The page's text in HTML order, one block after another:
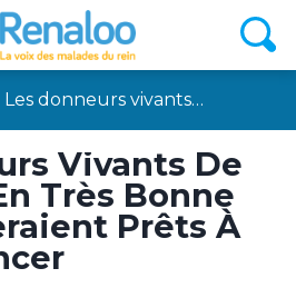
Les donneurs vivants…
Vivants De
Très Bonne
Prêts À